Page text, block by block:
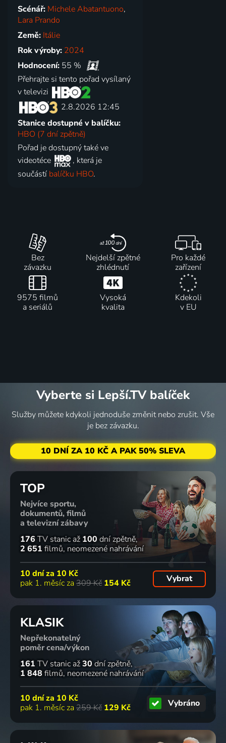
Scénář: Michele Abatantuono,
Lara Prando
Země: Itálie
Rok výroby: 2024
Hodnocení: 55 %
Přehrajte si tento pořad vysílaný
v televizi
2.8.2026 12:45
Stanice dostupné v balíčku:
HBO (7 dní zpětně)
Pořad je dostupný také ve
videotéce
, která je
součástí balíčku HBO.
Bez
závazku
Nejdelší zpětné
zhlédnutí
Pro každé
zařízení
9575 filmů
a seriálů
Vysoká
kvalita
Kdekoli
v EU
Vyberte si Lepší.TV balíček
Služby můžete kdykoli jednoduše změnit nebo zrušit. Vše
je bez závazku.
10 DNÍ ZA 10 KČ A PAK 50% SLEVA
TOP
Nejvíce sportu,
dokumentů, filmů
a televizní zábavy
176 TV stanic až 100 dní zpětně
2 651 filmů neomezené nahrávání
10 dní za 10 Kč
pak 1. měsíc za 309 Kč 154 Kč Vybrat
KLASIK
Nepřekonatelný
poměr cena/výkon
161 TV stanic až30 dní zpětně
1 848 filmů neomezené nahrávání
10 dní za 10 Kč
pak 1. měsíc za 259 Kč 129 Kč Vybráno